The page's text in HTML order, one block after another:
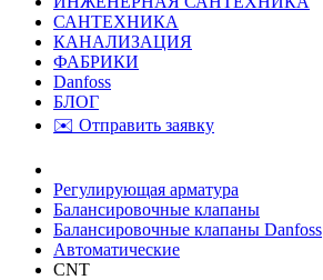
САНТЕХНИКА
КАНАЛИЗАЦИЯ
ФАБРИКИ
Danfoss
БЛОГ
✉️ Отправить заявку
Регулирующая арматура
Балансировочные клапаны
Балансировочные клапаны Danfoss
Автоматические
CNT